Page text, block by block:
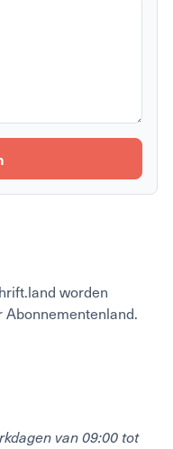
worden
van 09:00 tot